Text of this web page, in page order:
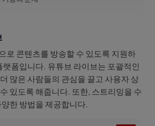
로 콘텐츠를 방송할 수 있도록 지원하
랫폼입니다. 유튜브 라이브는 포괄적인
많은 사람들의 관심을 끌고 사용자 상
있도록 해줍니다. 또한, 스트리밍을 수
한 방법을 제공합니다.